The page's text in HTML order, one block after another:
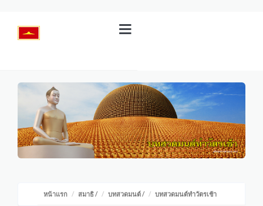
หน้าแรก สมาธิ/ บทสวดมนต์/ บทสวดมนต์ทำวัตรเช้า